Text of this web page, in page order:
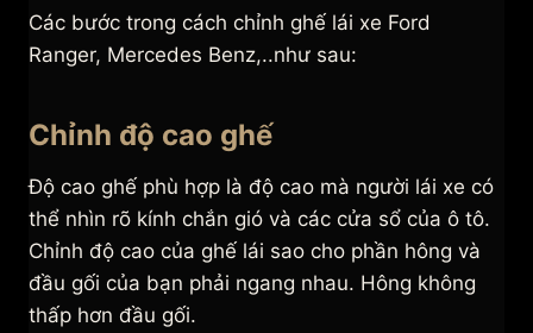
Các bước trong cách chỉnh ghế lái xe Ford
Ranger, Mercedes Benz,..như sau:
Chỉnh độ cao ghế
Độ cao ghế phù hợp là độ cao mà người lái xe có
thể nhìn rõ kính chắn gió và các cửa sổ của ô tô.
Chỉnh độ cao của ghế lái sao cho phần hông và
đầu gối của bạn phải ngang nhau. Hông không
thấp hơn đầu gối.